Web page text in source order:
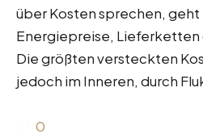
über Kosten sprechen, geht
Energiepreise, Lieferketten
Die größten versteckten
jedoch im Inneren, durch
0